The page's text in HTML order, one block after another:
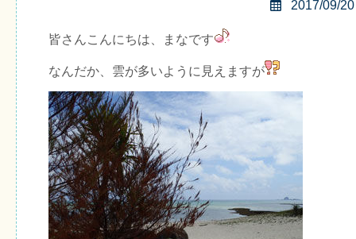
2017/09/20
皆さんこんにちは、まなです
なんだか、雲が多いように見えますが